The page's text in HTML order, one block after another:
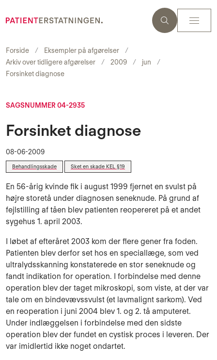
Forside
Eksempler på afgørelser
Arkiv over tidligere afgørelser
2009
jun
Forsinket diagnose
SAGSNUMMER 04-2935
Forsinket diagnose
08-06-2009
Behandlingsskade Sket en skade KEL §19
En 56-årig kvinde fik i august 1999 fjernet en svulst på
højre storetå under diagnosen seneknude. På grund af
fejlstilling af tåen blev patienten reopereret på et andet
sygehus 1. april 2003.
I løbet af efteråret 2003 kom der flere gener fra foden.
Patienten blev derfor set hos en speciallæge, som ved
ultralydsskanning konstaterede en stor seneknude og
fandt indikation for operation. I forbindelse med denne
operation blev der taget mikroskopi, som viste, at der var
tale om en bindevævssvulst (et lavmalignt sarkom). Ved
en reoperation i juni 2004 blev 1. og 2. tå amputeret.
Under indlæggelsen i forbindelse med den sidste
operation blev der fundet en cystisk proces i leveren. Der
var imidlertid ikke noget ondartet.